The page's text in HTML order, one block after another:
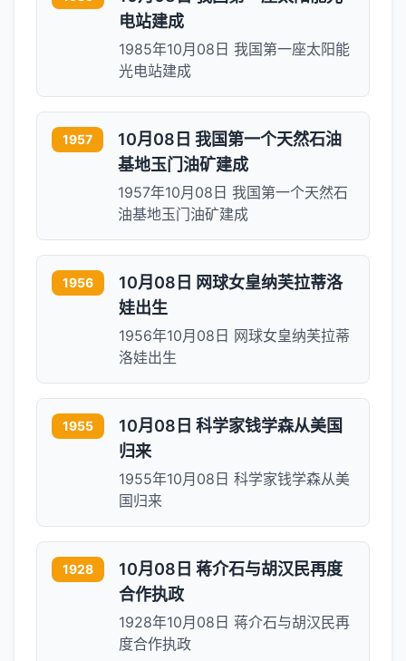
电站建成
1985年10月08日 我国第一座太阳能
光电站建成
1957
10月08日 我国第一个天然石油
基地玉门油矿建成
1957年10月08日 我国第一个天然石
油基地玉门油矿建成
1956
10月08日 网球女皇纳芙拉蒂洛
娃出生
1956年10月08日 网球女皇纳芙拉蒂
洛娃出生
1955
10月08日 科学家钱学森从美国
归来
1955年10月08日 科学家钱学森从美
国归来
1928
10月08日 蒋介石与胡汉民再度
合作执政
1928年10月08日 蒋介石与胡汉民再
度合作执政